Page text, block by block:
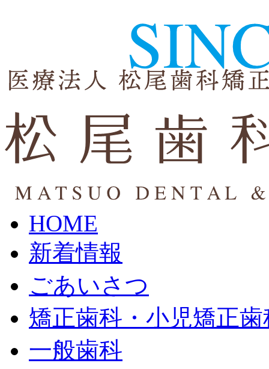
HOME
新着情報
ごあいさつ
矯正歯科・小児矯正歯
一般歯科